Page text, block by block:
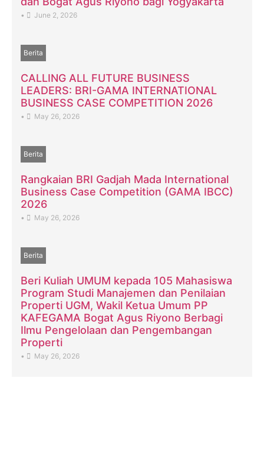
• June 2, 2026
Berita
CALLING ALL FUTURE BUSINESS
LEADERS: BRI-GAMA INTERNATIONAL
BUSINESS CASE COMPETITION 2026
• May 26, 2026
Berita
Rangkaian BRI Gadjah Mada International
Business Case Competition (GAMA IBCC)
2026
• May 26, 2026
Berita
Beri Kuliah UMUM kepada 105 Mahasiswa
Program Studi Manajemen dan Penilaian
Properti UGM, Wakil Ketua Umum PP
KAFEGAMA Bogat Agus Riyono Berbagi
Ilmu Pengelolaan dan Pengembangan
Properti
• May 26, 2026